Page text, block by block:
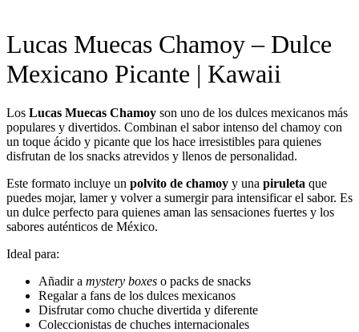
Lucas Muecas Chamoy – Dulce
Mexicano Picante | Kawaii
Los Lucas Muecas Chamoy son uno de los dulces mexicanos más
populares y divertidos. Combinan el sabor intenso del chamoy con
un toque ácido y picante que los hace irresistibles para quienes
disfrutan de los snacks atrevidos y llenos de personalidad.
Este formato incluye un polvito de chamoy y una piruleta que
puedes mojar, lamer y volver a sumergir para intensificar el sabor. Es
un dulce perfecto para quienes aman las sensaciones fuertes y los
sabores auténticos de México.
Ideal para:
Añadir a mystery boxes o packs de snacks
Regalar a fans de los dulces mexicanos
Disfrutar como chuche divertida y diferente
Coleccionistas de chuches internacionales